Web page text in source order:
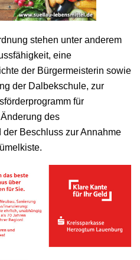
stehen unter anderem
eine
der Bürgermeisterin sowie
der Dalbekschule, zur
für
des
Beschluss zur Annahme